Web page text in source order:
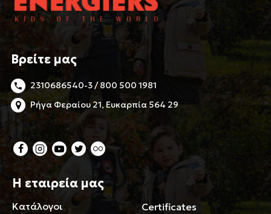
Βρείτε μας
2310686540-3 / 800 500 1981
Ρήγα Φεραίου 21, Ευκαρπία 564 29
Η εταιρεία μας
Κατάλογοι
Certificates